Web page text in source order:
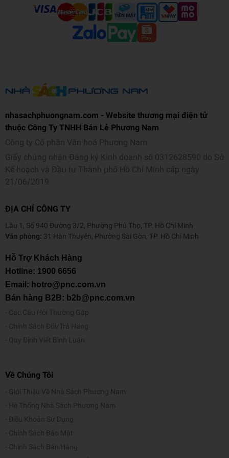
nhasachphuongnam.com - Website thương mại điện tử
thuộc Công Ty TNHH Bán Lẻ Phương Nam
Công ty Cổ phần Văn hoá Phương Nam
Giấy chứng nhận Đăng ký Kinh doanh số 0312628590 do Sở
Kế hoạch và Đầu tư Thành phố Hồ Chí Minh cấp ngày
21/06/2019
ĐỊA CHỈ CÔNG TY
Lầu 1, Số 940 Đường 3/2, Phường Phú Thọ, TP. Hồ Chí Minh
Văn phòng: 31 Hàn Thuyên, Phường Sài Gòn, TP. Hồ Chí Minh
Hỗ Trợ Khách Hàng
Hotline: 1900 6656
Email: hotro@pnc.com.vn
Bán hàng B2B: b2b@pnc.com.vn
Các Câu Hỏi Thường Gặp
Chính Sách Đổi/Trả Hàng
Quy Định Viết Bình Luận
Về Chúng Tôi
Giới Thiệu Về Nhà Sách Phương Nam
Hệ Thống Nhà Sách Phương Nam
Điều Khoản Sử Dụng
Chính Sách Bảo Mật
Chính Sách Bán Hàng